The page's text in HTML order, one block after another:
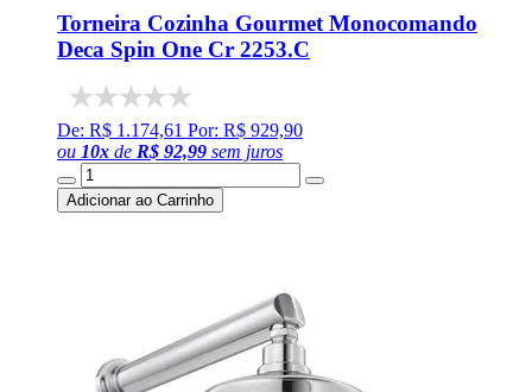
Torneira Cozinha Gourmet Monocomando
Deca Spin One Cr 2253.C
De: R$ 1.174,61 Por: R$ 929,90
ou 10x de R$ 92,99 sem juros
Adicionar ao Carrinho